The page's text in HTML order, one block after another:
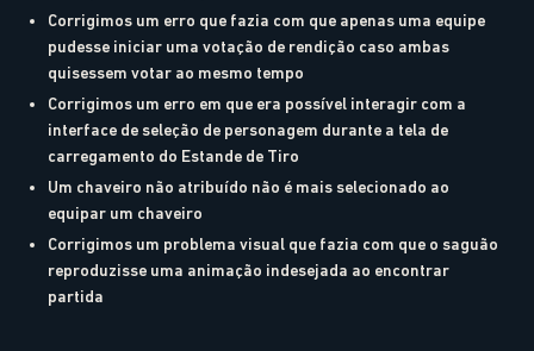
Corrigimos um erro que fazia com que apenas uma equipe
pudesse iniciar uma votação de rendição caso ambas
quisessem votar ao mesmo tempo
Corrigimos um erro em que era possível interagir com a
interface de seleção de personagem durante a tela de
carregamento do Estande de Tiro
Um chaveiro não atribuído não é mais selecionado ao
equipar um chaveiro
Corrigimos um problema visual que fazia com que o saguão
reproduzisse uma animação indesejada ao encontrar
partida